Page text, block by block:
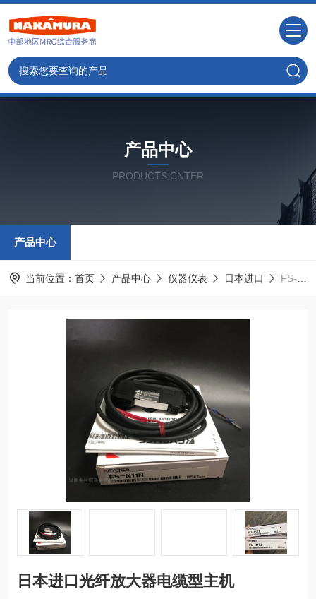
产品中心
PRODUCTS CNTER
产品中心
当前位置： 首页 产品中心 仪器仪表 日本进口 FS-N14N日本进口光纤放大器电缆型主机
日本进口光纤放大器电缆型主机